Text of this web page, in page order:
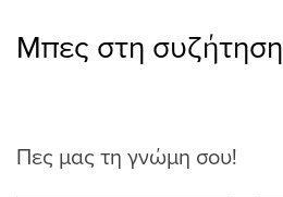
Μπες στη συζήτηση
Πες μας τη γνώμη σου!